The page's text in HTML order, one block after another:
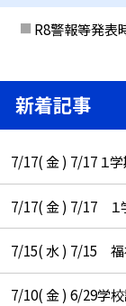
R8警報等発表
新着記事
7/17( 金 ) 7/17 １
7/17( 金 ) 7/17 １
7/15( 水 ) 7/15 福
7/10( 金 ) 6/29学